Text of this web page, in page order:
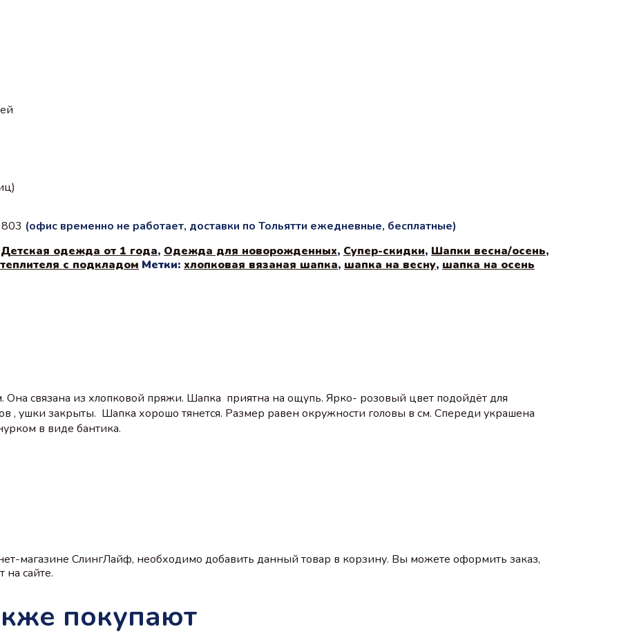
(офис временно не работает, доставки по Тольятти ежедневные, бесплатные)
Детская одежда от 1 года, Одежда для новорожденных, Супер-скидки, Шапки весна/осень,
с подкладом Метки: хлопковая вязаная шапка, шапка на весну, шапка на осень
связана из хлопковой пряжи. Шапка приятна на ощупь. Ярко- розовый цвет подойдёт для
, ушки закрыты. Шапка хорошо тянется. Размер равен окружности головы в см. Спереди украшена
в виде бантика.
магазине СлингЛайф, необходимо добавить данный товар в корзину. Вы можете оформить заказ,
на сайте.
покупают